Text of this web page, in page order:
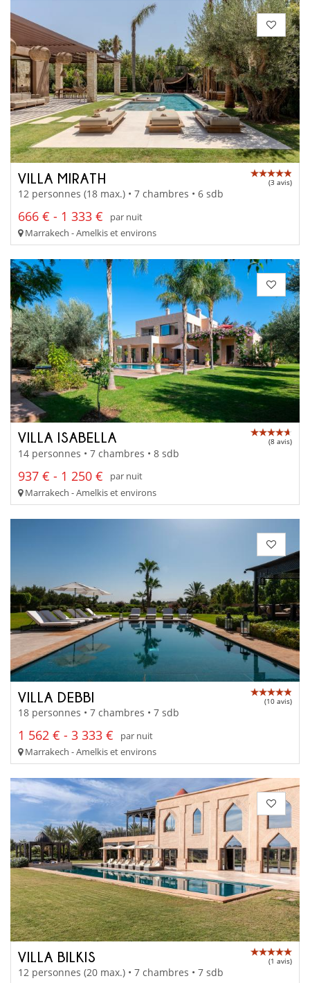
VILLA MIRATH (3 avis)
12 personnes (18 max.) • 7 chambres • 6 sdb
666 € - 1 333 €
par nuit
Marrakech - Amelkis et environs
VILLA ISABELLA (8 avis)
14 personnes • 7 chambres • 8 sdb
937 € - 1 250 €
par nuit
Marrakech - Amelkis et environs
VILLA DEBBI (10 avis)
18 personnes • 7 chambres • 7 sdb
1 562 € - 3 333 €
par nuit
Marrakech - Amelkis et environs
VILLA BILKIS (1 avis)
12 personnes (20 max.) • 7 chambres • 7 sdb